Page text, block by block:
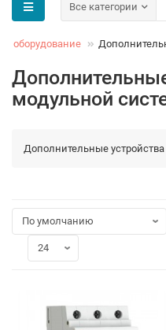
Все категории
оборудование
модульной
Дополнительные